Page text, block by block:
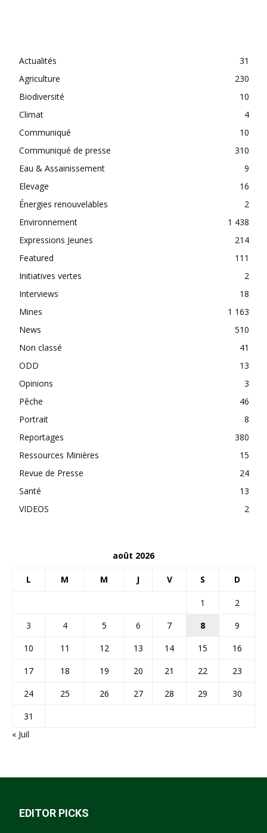
Actualités
31
Agriculture
230
Biodiversité
10
Climat
4
Communiqué
10
Communiqué de presse
310
Eau & Assainissement
9
Elevage
16
Énergies renouvelables
2
Environnement
1 438
Expressions Jeunes
214
Featured
111
Initiatives vertes
2
Interviews
18
Mines
1 163
News
510
Non classé
41
ODD
13
Opinions
3
Pêche
46
Portrait
8
Reportages
380
Ressources Minières
15
Revue de Presse
24
Santé
13
VIDEOS
2
août 2026
L M M J V S D
1
2
3
4 5 6 7 8
9
10
11 12 13 14 15
16
17
18 19 20 21 22
23
24
25 26 27 28 29
30
31
« Juil
EDITOR PICKS